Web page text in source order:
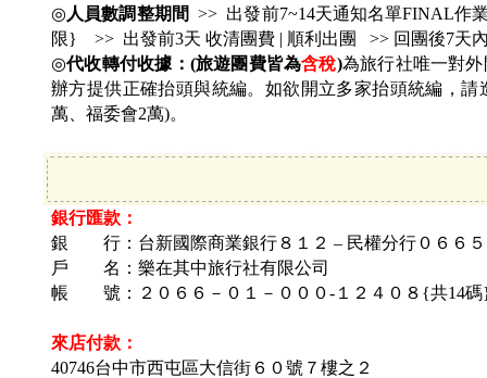
◎ 人員數調整期間 >> 出發前7~14天通知名單FINAL作
限} >> 出發前3天 收清團費 | 順利出團 >> 回團後7天
◎代收轉付收據：(旅遊團費皆為含稅)為旅行社唯一對
辦方提供正確抬頭與統編。如欲開立多家抬頭統編，
萬、福委會2萬)。
銀行匯款：
銀 行：台新國際商業銀行８１２ – 民權分行０６６５
戶 名： 樂在其中旅行社有限公司
帳 號：
２０６６－０１－０００-１２４０８{共14
來店付款：
40746台中市西屯區大信街 ６０號７樓之２